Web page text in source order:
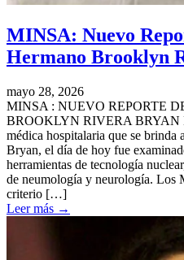
MINSA: Nuevo
Hermano Brooklyn
mayo 28, 2026
MINSA : NUEVO REPORTE
BROOKLYN RIVERA BRYAN
médica hospitalaria que se
Bryan, el día de hoy fue
herramientas de tecnología
de neumología y neurología. Los
criterio […]
Leer más →